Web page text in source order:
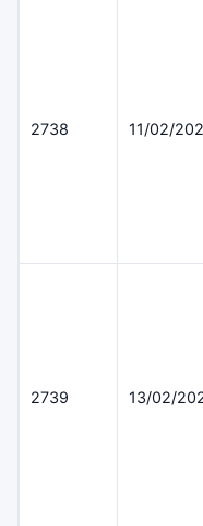
2738 11/02/
2739 13/02/